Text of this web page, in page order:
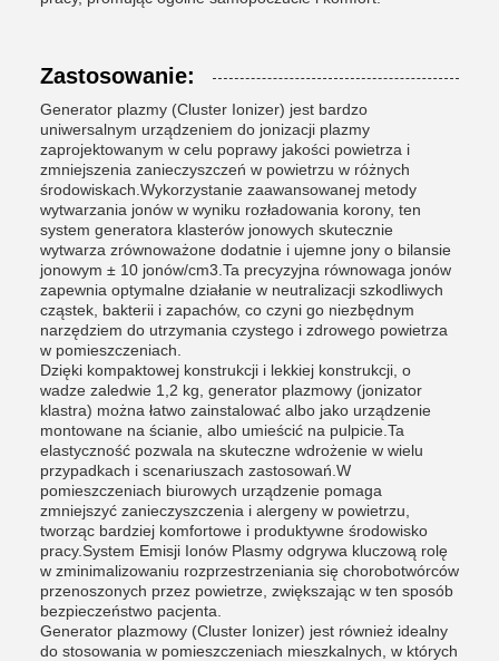
Zastosowanie:
Generator plazmy (Cluster Ionizer) jest bardzo
uniwersalnym urządzeniem do jonizacji plazmy
zaprojektowanym w celu poprawy jakości powietrza i
zmniejszenia zanieczyszczeń w powietrzu w różnych
środowiskach.Wykorzystanie zaawansowanej metody
wytwarzania jonów w wyniku rozładowania korony, ten
system generatora klasterów jonowych skutecznie
wytwarza zrównoważone dodatnie i ujemne jony o bilansie
jonowym ± 10 jonów/cm3.Ta precyzyjna równowaga jonów
zapewnia optymalne działanie w neutralizacji szkodliwych
cząstek, bakterii i zapachów, co czyni go niezbędnym
narzędziem do utrzymania czystego i zdrowego powietrza
w pomieszczeniach.
Dzięki kompaktowej konstrukcji i lekkiej konstrukcji, o
wadze zaledwie 1,2 kg, generator plazmowy (jonizator
klastra) można łatwo zainstalować albo jako urządzenie
montowane na ścianie, albo umieścić na pulpicie.Ta
elastyczność pozwala na skuteczne wdrożenie w wielu
przypadkach i scenariuszach zastosowań.W
pomieszczeniach biurowych urządzenie pomaga
zmniejszyć zanieczyszczenia i alergeny w powietrzu,
tworząc bardziej komfortowe i produktywne środowisko
pracy.System Emisji Ionów Plasmy odgrywa kluczową rolę
w zminimalizowaniu rozprzestrzeniania się chorobotwórców
przenoszonych przez powietrze, zwiększając w ten sposób
bezpieczeństwo pacjenta.
Generator plazmowy (Cluster Ionizer) jest również idealny
do stosowania w pomieszczeniach mieszkalnych, w których